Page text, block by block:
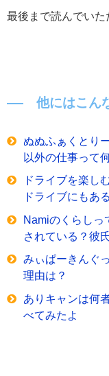
最後まで読んでいた
他にはこん
ぬぬふぁくとり
以外の仕事って
ドライブを楽し
ドライブにもあ
Namiのくらしっ
されている？彼
みぃぱーきんぐ
理由は？
ありキャンは何
べてみたよ